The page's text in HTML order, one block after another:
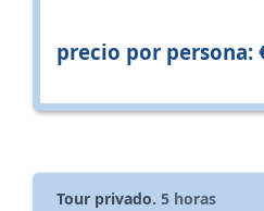
precio por persona:
Tour privado. 5 horas